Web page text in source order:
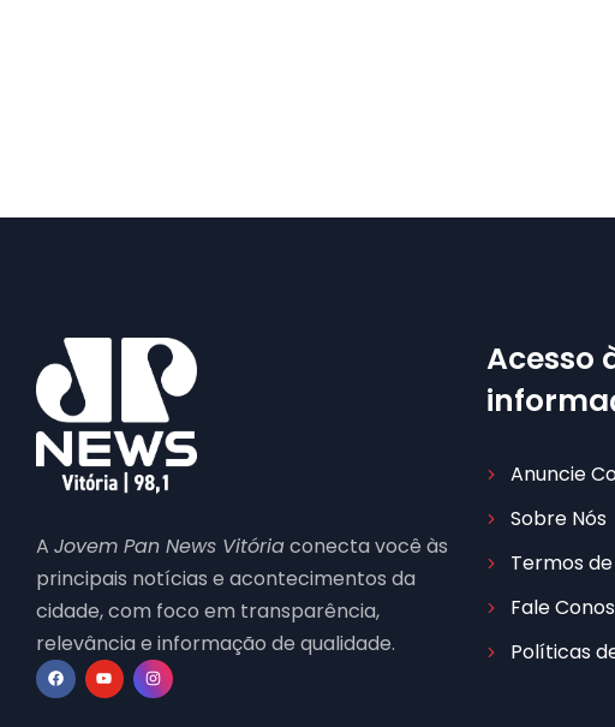
A Jovem Pan News Vitóriaconecta você às
principais notícias e acontecimentos da
cidade, com foco em transparência,
relevância e informação de qualidade.
Acesso
Anuncie
Sobre Nós
Termos
Fale
Políticas